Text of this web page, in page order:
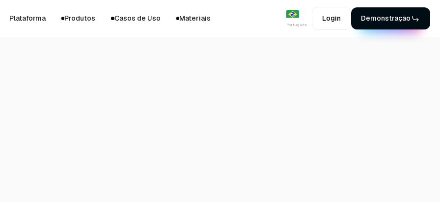
Plataforma Produtos Casos de Uso Materiais
Português
Login Demonstração